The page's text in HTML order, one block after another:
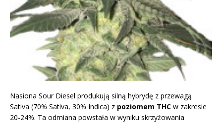
Nasiona Sour Diesel produkują silną hybrydę z przewagą
Sativa (70% Sativa, 30% Indica) z poziomem THC w zakresie
20-24%. Ta odmiana powstała w wyniku skrzyżowania